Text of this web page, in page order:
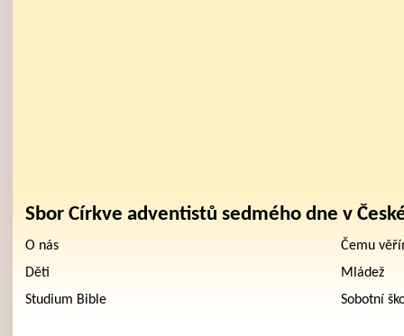
Sbor Církve adventistů sedmého dne v
O nás
Čemu
Děti
Mládež
Studium Bible
Sobotní